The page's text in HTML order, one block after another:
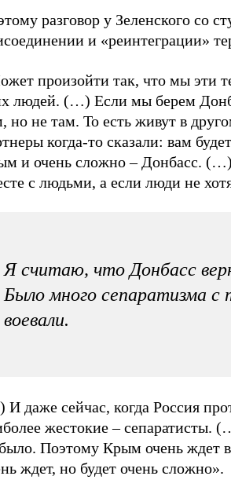
разговор у Зеленского со
и «реинтеграции»
произойти так, что мы эти
людей. (…) Если мы берем
но не там. То есть живут в
когда-то сказали: вам
и очень сложно – Донбасс.
с людьми, а если люди не
Я считаю, что Донбасс
Было много сепаратизма
воевали.
даже сейчас, когда Россия
жестокие –
Поэтому Крым очень ждет
ждет, но будет очень сложно».